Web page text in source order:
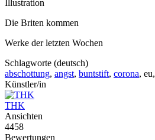
Illustration
Die Briten kommen
Werke der letzten Wochen
Schlagworte (deutsch)
abschottung, angst, buntstift, corona, eu,
Künstler/in
THK
Ansichten
4458
Bewertungen